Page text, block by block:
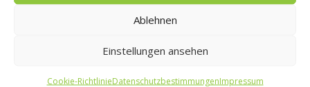
Ablehnen
Einstellungen ansehen
Cookie-RichtlinieDatenschutzbestimmungenImpressum
Was isst Deutschland